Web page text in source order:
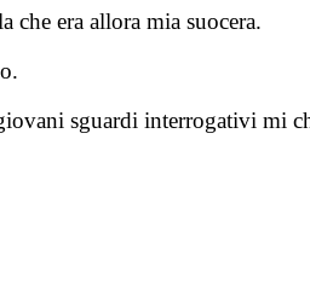
era allora mia suocera.
sguardi interrogativi mi